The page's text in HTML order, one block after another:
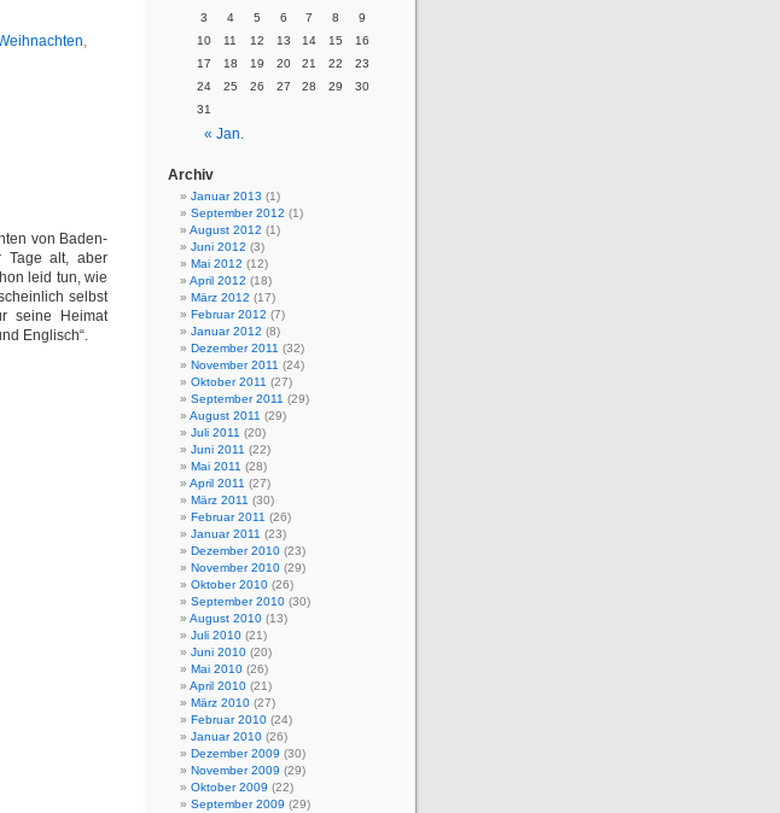
,
von Baden-
Tage alt, aber
leid tun, wie
selbst
seine Heimat
Englisch“.
« Jan.
3
4 5 6 7 8
9
10
11 12 13 14 15
16
17
18 19 20 21 22
23
24
25 26 27 28 29
30
31
Archiv
Januar 2013 (1)
September 2012 (1)
August 2012 (1)
Juni 2012 (3)
Mai 2012 (12)
April 2012 (18)
März 2012 (17)
Februar 2012 (7)
Januar 2012 (8)
Dezember 2011 (32)
November 2011 (24)
Oktober 2011 (27)
September 2011 (29)
August 2011 (29)
Juli 2011 (20)
Juni 2011 (22)
Mai 2011 (28)
April 2011 (27)
März 2011 (30)
Februar 2011 (26)
Januar 2011 (23)
Dezember 2010 (23)
November 2010 (29)
Oktober 2010 (26)
September 2010 (30)
August 2010 (13)
Juli 2010 (21)
Juni 2010 (20)
Mai 2010 (26)
April 2010 (21)
März 2010 (27)
Februar 2010 (24)
Januar 2010 (26)
Dezember 2009 (30)
November 2009 (29)
Oktober 2009 (22)
September 2009 (29)